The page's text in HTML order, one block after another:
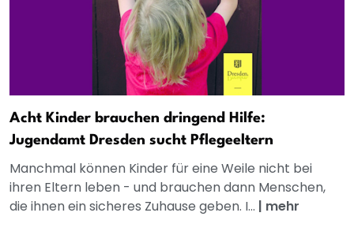
Acht Kinder brauchen dringend Hilfe:
Jugendamt Dresden sucht Pflegeeltern
Manchmal können Kinder für eine Weile nicht bei
ihren Eltern leben - und brauchen dann Menschen,
die ihnen ein sicheres Zuhause geben. I... | mehr